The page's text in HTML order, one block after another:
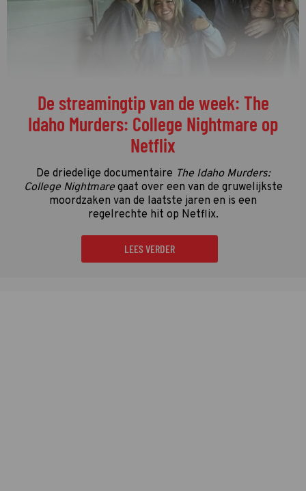
De streamingtip van de week: The
Idaho Murders: College Nightmare op
Netflix
De driedelige documentaire The Idaho Murders:
College Nightmaregaat over een van de gruwelijkste
moordzaken van de laatste jaren en is een
regelrechte hit op Netflix.
LEES VERDER